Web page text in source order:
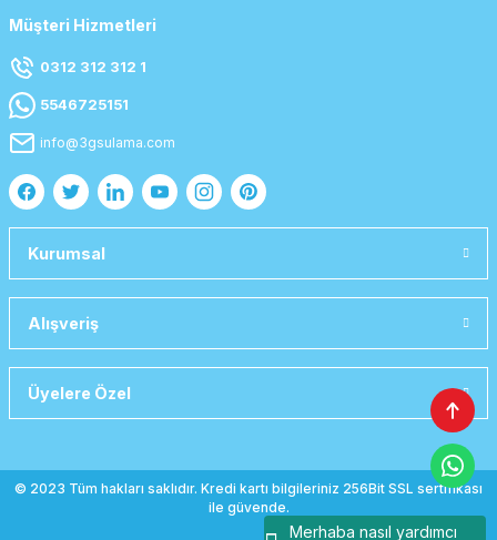
Merhaba nasıl yardımcı
Müşteri Hizmetleri
0312 312 312 1
5546725151
info@3gsulama.com
Kurumsal
Alışveriş
Üyelere Özel
© 2023 Tüm hakları saklıdır. Kredi kartı bilgileriniz 256Bit SSL sertifikası
ile güvende.